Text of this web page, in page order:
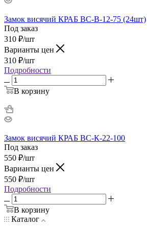
Замок висячий КРАБ ВС-В-12-75 (24шт)
Под заказ
310 ₽/шт
Варианты цен
310 ₽/шт
Подробности
В корзину
Замок висячий КРАБ ВС-К-22-100
Под заказ
550 ₽/шт
Варианты цен
550 ₽/шт
Подробности
В корзину
Каталог